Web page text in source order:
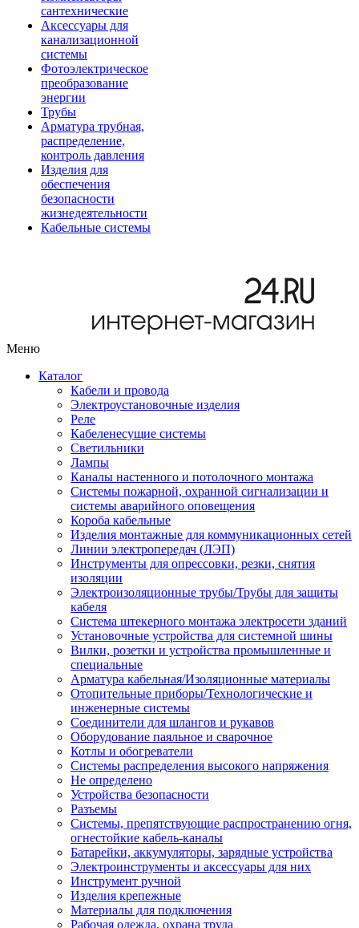
сантехнические
Аксессуары для
канализационной
системы
Фотоэлектрическое
преобразование
энергии
Трубы
Арматура трубная,
распределение,
контроль давления
Изделия для
обеспечения
безопасности
жизнедеятельности
Кабельные системы
Меню
Каталог
Кабели и провода
Электроустановочные изделия
Реле
Кабеленесущие системы
Светильники
Лампы
Каналы настенного и потолочного монтажа
Системы пожарной, охранной сигнализации и
системы аварийного оповещения
Короба кабельные
Изделия монтажные для коммуникационных сетей
Линии электропередач (ЛЭП)
Инструменты для опрессовки, резки, снятия
изоляции
Электроизоляционные трубы/Трубы для защиты
кабеля
Система штекерного монтажа электросети зданий
Установочные устройства для системной шины
Вилки, розетки и устройства промышленные и
специальные
Арматура кабельная/Изоляционные материалы
Отопительные приборы/Технологические и
инженерные системы
Соединители для шлангов и рукавов
Оборудование паяльное и сварочное
Котлы и обогреватели
Системы распределения высокого напряжения
Не определено
Устройства безопасности
Разъемы
Системы, препятствующие распространению огня,
огнестойкие кабель-каналы
Батарейки, аккумуляторы, зарядные устройства
Электроинструменты и аксессуары для них
Инструмент ручной
Изделия крепежные
Материалы для подключения
Рабочая одежда, охрана труда